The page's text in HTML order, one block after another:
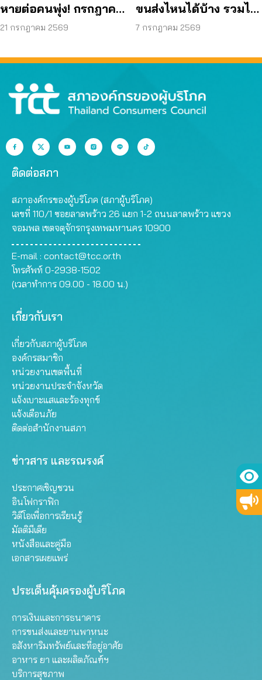
หายต่อคนพุ่ง! กรกฎาคม
แค่ 17 วัน สูญแล้วกว่า
21 กรกฎาคม 2569
ขนส่งไหนได้บ้าง รวมไว้
ให้แล้ว
7 กรกฎาคม 2569
ติดต่อสภา
สภาองค์กรของผู้บริโภค (สภาผู้บริโภค)
เลขที่ 110/1 ซอยลาดพร้าว 26 แยก 1-2 ถนนลาดพร้าว แขวง
จอมพล เขตจตุจักรกรุงเทพมหานคร 10900
E-mail : contact@tcc.or.th
โทรศัพท์ 0-2938-1502
(เวลาทำการ 09.00 - 18.00 น.)
เกี่ยวกับเรา
เกี่ยวกับสภาผู้บริโภค
องค์กรสมาชิก
หน่วยงานเขตพื้นที่
หน่วยงานประจำจังหวัด
แจ้งเบาะแสและร้องทุกข์
แจ้งเตือนภัย
ติดต่อสำนักงานสภา
ข่าวสาร และรณรงค์
ประกาศเชิญชวน
อินโฟกราฟิก
วิดีโอเพื่อการเรียนรู้
มัลติมีเดีย
หนังสือและคู่มือ
เอกสารเผยแพร่
ประเด็นคุ้มครองผู้บริโภค
การเงินและการธนาคาร
การขนส่งและยานพาหนะ
อสังหาริมทรัพย์และที่อยู่อาศัย
อาหาร ยา และผลิตภัณฑ์ฯ
บริการสุขภาพ